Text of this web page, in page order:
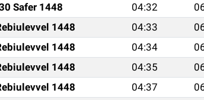
Safer 1448 04:32
1448 04:33
1448 04:34
1448 04:35
1448 04:37